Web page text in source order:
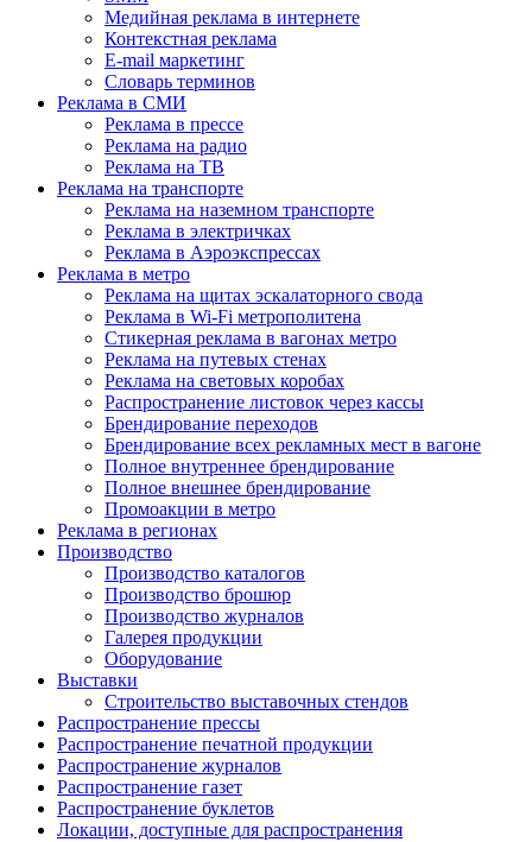
Медийная реклама в интернете
Контекстная реклама
E-mail маркетинг
Словарь терминов
Реклама в СМИ
Реклама в прессе
Реклама на радио
Реклама на ТВ
Реклама на транспорте
Реклама на наземном транспорте
Реклама в электричках
Реклама в Аэроэкспрессах
Реклама в метро
Реклама на щитах эскалаторного свода
Реклама в Wi-Fi метрополитена
Стикерная реклама в вагонах метро
Реклама на путевых стенах
Реклама на световых коробах
Распространение листовок через кассы
Брендирование переходов
Брендирование всех рекламных мест в вагоне
Полное внутреннее брендирование
Полное внешнее брендирование
Промоакции в метро
Реклама в регионах
Производство
Производство каталогов
Производство брошюр
Производство журналов
Галерея продукции
Оборудование
Выставки
Строительство выставочных стендов
Распространение прессы
Распространение печатной продукции
Распространение журналов
Распространение газет
Распространение буклетов
Локации, доступные для распространения